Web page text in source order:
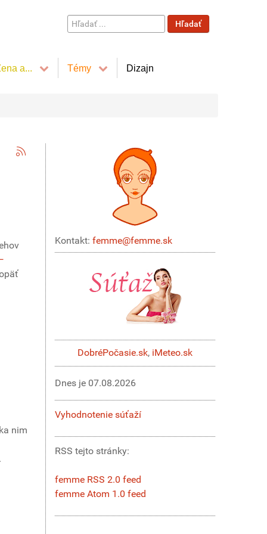
Hľadať
...
Hľadať
a... Témy Dizajn
nim
Kontakt: femme@femme.sk
DobréPočasie.sk, iMeteo.sk
Dnes je 07.08.2026
Vyhodnotenie súťaží
RSS tejto stránky:
femme RSS 2.0 feed
femme Atom 1.0 feed